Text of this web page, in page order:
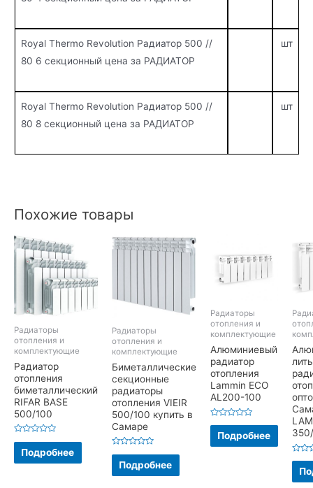
Royal Thermo Revolution Радиатор 500 //
80 6 секционный цена за РАДИАТОР
шт
Royal Thermo Revolution Радиатор 500 //
80 8 секционный цена за РАДИАТОР
шт
Похожие товары
Радиаторы
отопления и
комплектующие
Радиатор
отопления
биметаллический
RIFAR BASE
500/100
Оценка
5
Подробнее
Радиаторы
отопления и
комплектующие
Биметаллические
секционные
радиаторы
отопления VIEIR
500/100 купить в
Самаре
Оценка
5
Подробнее
Радиаторы
отопления и
комплектующие
Алюминиевый
радиатор
отопления
Lammin ECO
AL200-100
Оценка
5
Подробнее
5